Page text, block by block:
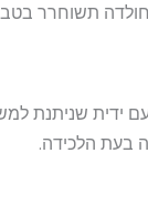
תשוחרר
ידית שניתנת
בעת הלכידה.